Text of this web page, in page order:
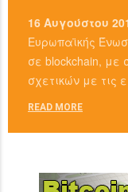
16 Αυγούστου
Ευρωπαϊκής
σε blockchain,
σχετικών με τις
READ MORE